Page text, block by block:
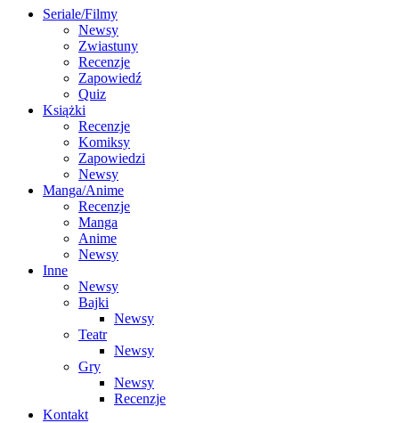
Seriale/Filmy
Newsy
Zwiastuny
Recenzje
Zapowiedź
Quiz
Książki
Recenzje
Komiksy
Zapowiedzi
Newsy
Manga/Anime
Recenzje
Manga
Anime
Newsy
Inne
Newsy
Bajki
Newsy
Teatr
Newsy
Gry
Newsy
Recenzje
Kontakt